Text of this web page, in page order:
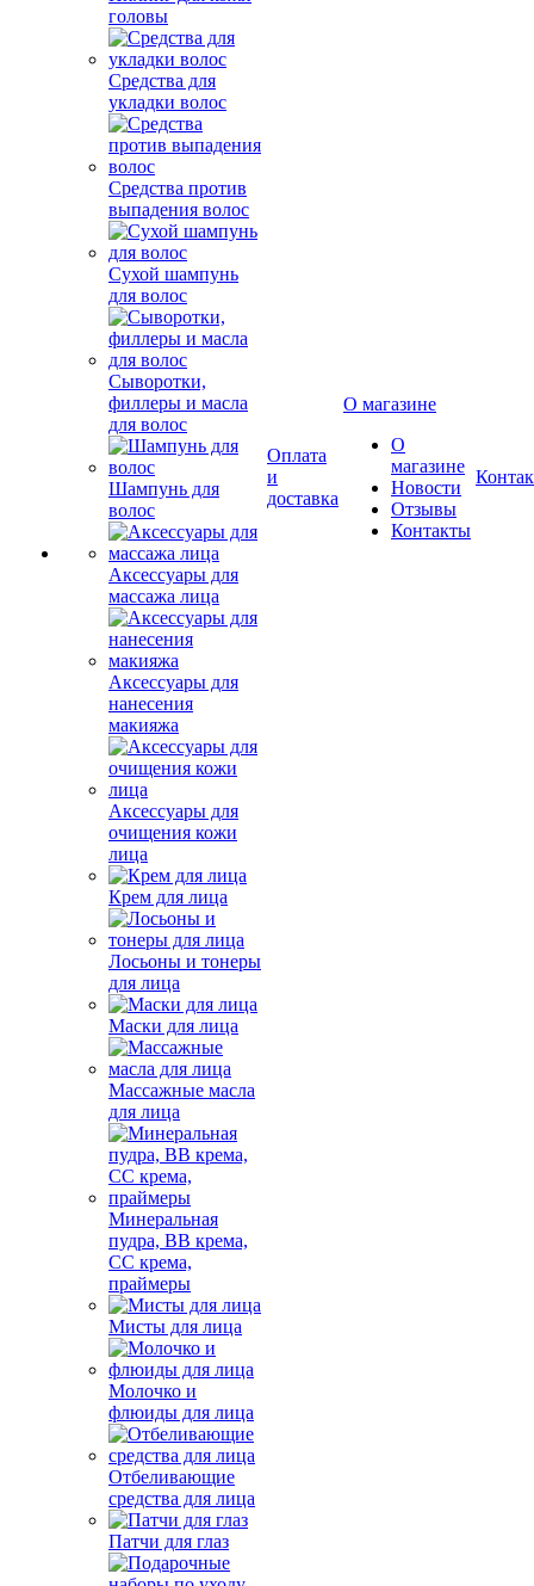
головы
Средства для
укладки волос
Средства против
выпадения волос
Сухой шампунь
для волос
Сыворотки,
филлеры и масла
для волос
Шампунь для
волос
Аксессуары для
массажа лица
Аксессуары для
нанесения
макияжа
Аксессуары для
очищения кожи
лица
Крем для лица
Лосьоны и тонеры
для лица
Маски для лица
Массажные масла
для лица
Минеральная
пудра, BB крема,
СС крема,
праймеры
Мисты для лица
Молочко и
флюиды для лица
Отбеливающие
средства для лица
Патчи для глаз
Оплата
и
доставка
О магазине
О
магазине
Новости
Отзывы
Контакты